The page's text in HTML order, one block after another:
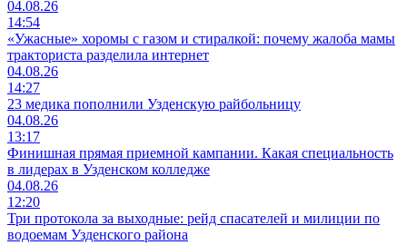
04.08.26
14:54
«Ужасные» хоромы с газом и стиралкой: почему жалоба мамы
тракториста разделила интернет
04.08.26
14:27
23 медика пополнили Узденскую райбольницу
04.08.26
13:17
Финишная прямая приемной кампании. Какая специальность
в лидерах в Узденском колледже
04.08.26
12:20
Три протокола за выходные: рейд спасателей и милиции по
водоемам Узденского района